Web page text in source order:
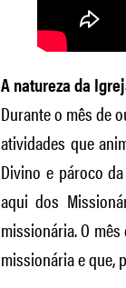
A natureza da
Durante o mês de
atividades que
Divino e pároco
aqui dos
missionária. O
missionária e que,